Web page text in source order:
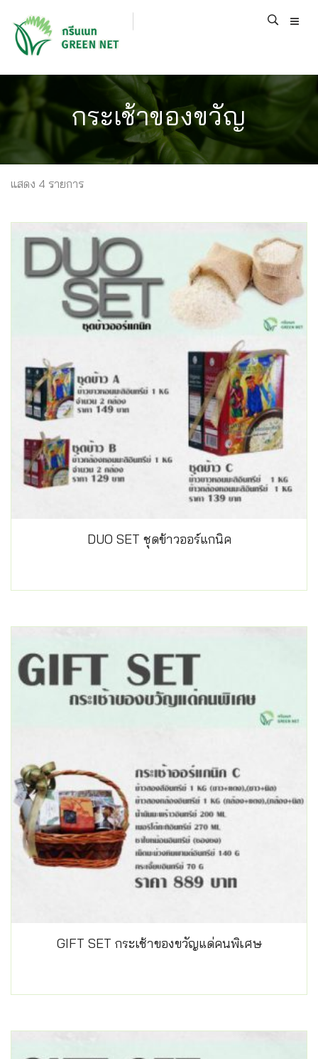
กระเช้าของขวัญ
แสดง 4 รายการ
DUO SET ชุดข้าวออร์แกนิค
GIFT SET กระเช้าของขวัญแด่คนพิเศษ